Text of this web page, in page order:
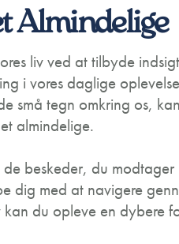
Almindelige
liv ved at tilbyde
i vores daglige
små tegn omkring os,
almindelige.
beskeder, du modtager
dig med at navigere
du opleve en dybere